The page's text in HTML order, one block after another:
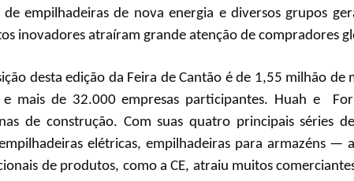
empilhadeiras de nova energia e diversos grupos
inovadores atraíram grande atenção de compradores
desta edição da Feira de Cantão é de 1,55 milhão
mais de 32.000 empresas participantes. Huah e
de construção. Com suas quatro principais séries
elétricas, empilhadeiras para armazéns —
de produtos, como a CE, atraiu muitos